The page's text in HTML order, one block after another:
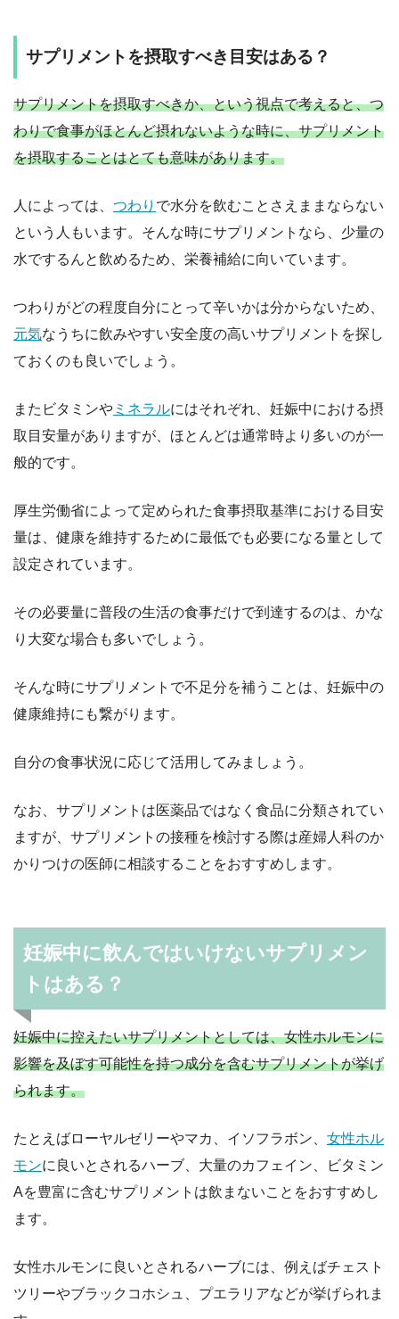
サプリメントを摂取すべき目安はある？
サプリメントを摂取すべきか、という視点で考えると、つ
わりで食事がほとんど摂れないような時に、サプリメント
を摂取することはとても意味があります。
人によっては、 つわり で水分を飲むことさえままならない
という人もいます。そんな時にサプリメントなら、少量の
水でするんと飲めるため、栄養補給に向いています。
つわりがどの程度自分にとって辛いかは分からないため、
元気なうちに飲みやすい安全度の高いサプリメントを探し
ておくのも良いでしょう。
またビタミンや ミネラルにはそれぞれ、妊娠中における摂
取目安量がありますが、ほとんどは通常時より多いのが一
般的です。
厚生労働省によって定められた食事摂取基準における目安
量は、健康を維持するために最低でも必要になる量として
設定されています。
その必要量に普段の生活の食事だけで到達するのは、かな
り大変な場合も多いでしょう。
そんな時にサプリメントで不足分を補うことは、妊娠中の
健康維持にも繋がります。
自分の食事状況に応じて活用してみましょう。
なお、サプリメントは医薬品ではなく食品に分類されてい
ますが、サプリメントの接種を検討する際は産婦人科のか
かりつけの医師に相談することをおすすめします。
妊娠中に飲んではいけないサプリメン
トはある？
妊娠中に控えたいサプリメントとしては、女性ホルモンに
影響を及ぼす可能性を持つ成分を含むサプリメントが挙げ
られます。
たとえばローヤルゼリーやマカ、イソフラボン、 女性ホル
モンに良いとされるハーブ、大量のカフェイン、ビタミン
Aを豊富に含むサプリメントは飲まないことをおすすめし
ます。
女性ホルモンに良いとされるハーブには、例えばチェスト
ツリーやブラックコホシュ、プエラリアなどが挙げられま